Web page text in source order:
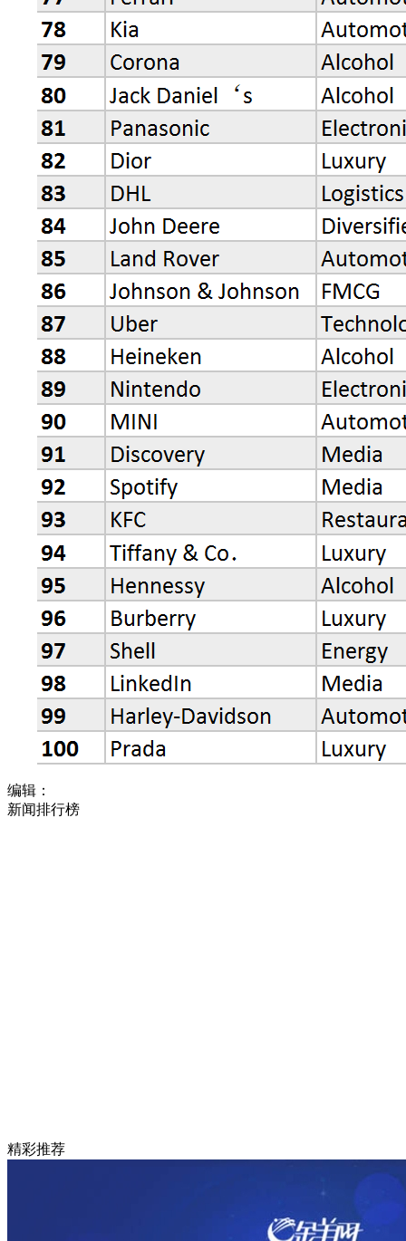
编辑：
新闻排行榜
精彩推荐